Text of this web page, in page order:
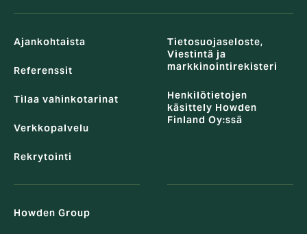
Ajankohtaista
Referenssit
Tilaa vahinkotarinat
Verkkopalvelu
Rekrytointi
Tietosuojaseloste,
Viestintä ja
markkinointirekisteri
Henkilötietojen
käsittely Howden
Finland Oy:ssä
Howden Group